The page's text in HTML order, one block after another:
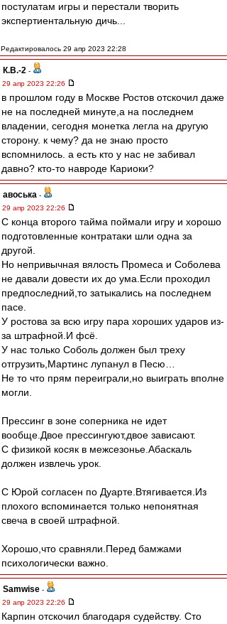
постулатам игры и перестали творить
экспертиентальную дичь...
Редактировалось 29 апр 2023 22:28
К.В.-2 -
29 апр 2023 22:26
в прошлом году в Москве Ростов отскочил даже
не на последней минуте,а на последнем
владении, сегодня монетка легла на другую
сторону. к чему? да не знаю просто
вспомнилось. а есть кто у нас не забивал
давно? кто-то навроде Кариоки?
авоська -
29 апр 2023 22:26
С конца второго тайма поймали игру и хорошо
подготовленные контратаки шли одна за
другой.
Но непривычная вялость Промеса и Соболева
не давали довести их до ума.Если проходил
предпоследний,то затыкались на последнем
пасе.
У ростова за всю игру пара хороших ударов из-
за штрафной.И фсё.
У нас только Соболь должен был треху
отгрузить,Мартинс лупанул в Песю…
Не то что прям переиграли,но выиграть вполне
могли.
Прессинг в зоне соперника не идет
вообще.Двое прессингуют,двое зависают.
С физикой косяк в межсезонье.Абаскаль
должен извлечь урок.
С Юрой согласен по Дуарте.Втягивается.Из
плохого вспоминается только непонятная
свеча в своей штрафной.
Хорошо,что сравняли.Перед бамжами
психологически важно.
Samwise -
29 апр 2023 22:26
Карпин отскочил благодаря судейству. Сто